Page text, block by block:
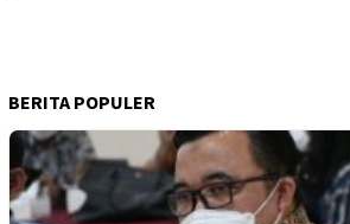
BERITA POPULER